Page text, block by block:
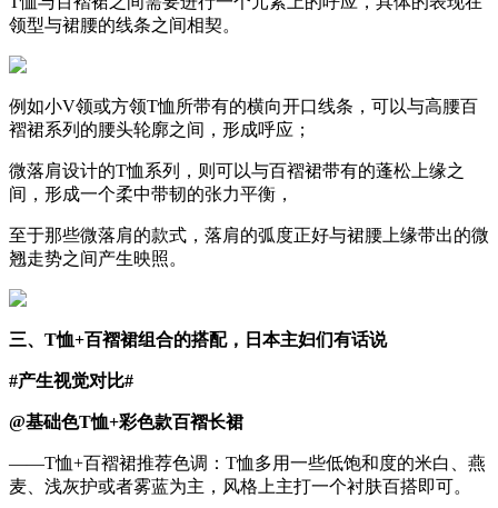
领型与裙腰的线条之间相契。
例如小V领或方领T恤所带有的横向开口线条，可以与高腰百
褶裙系列的腰头轮廓之间，形成呼应；
微落肩设计的T恤系列，则可以与百褶裙带有的蓬松上缘之
间，形成一个柔中带韧的张力平衡，
至于那些微落肩的款式，落肩的弧度正好与裙腰上缘带出的微
翘走势之间产生映照。
三、T恤+百褶裙组合的搭配，日本主妇们有话说
#产生视觉对比#
@基础色T恤+彩色款百褶长裙
——T恤+百褶裙推荐色调：T恤多用一些低饱和度的米白、燕
麦、浅灰护或者雾蓝为主，风格上主打一个衬肤百搭即可。